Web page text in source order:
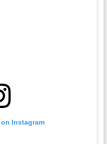
Instagram